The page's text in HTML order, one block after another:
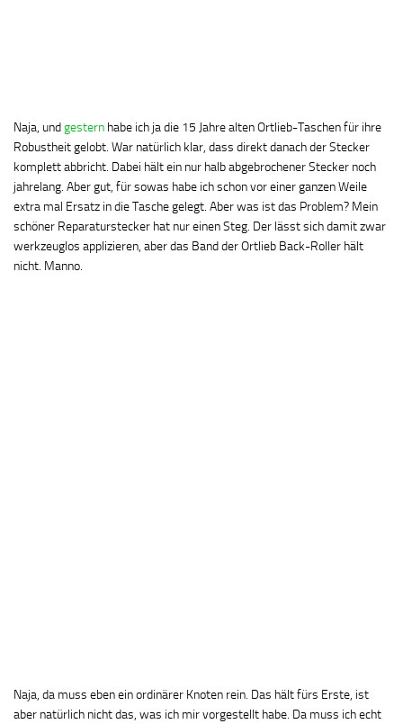
Naja, undgestern habe ich ja die 15 Jahre alten Ortlieb-Taschen für ihre
Robustheit gelobt. War natürlich klar, dass direkt danach der Stecker
komplett abbricht. Dabei hält ein nur halb abgebrochener Stecker noch
jahrelang. Aber gut, für sowas habe ich schon vor einer ganzen Weile
extra mal Ersatz in die Tasche gelegt. Aber was ist das Problem? Mein
schöner Reparaturstecker hat nur einen Steg. Der lässt sich damit zwar
werkzeuglos applizieren, aber das Band der Ortlieb Back-Roller hält
nicht. Manno.
Naja, da muss eben ein ordinärer Knoten rein. Das hält fürs Erste, ist
aber natürlich nicht das, was ich mir vorgestellt habe. Da muss ich echt